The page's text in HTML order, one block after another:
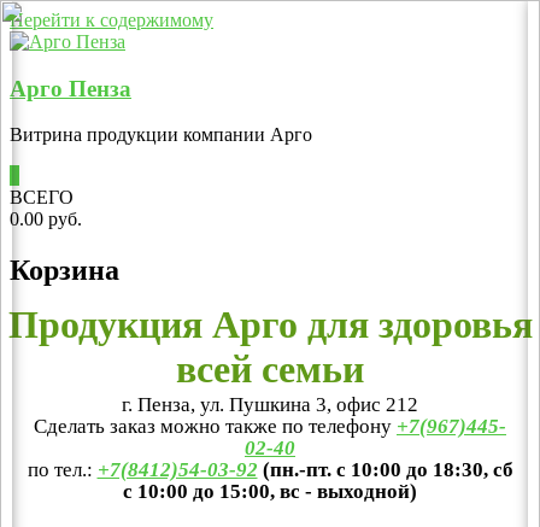
Перейти к содержимому
Арго Пенза
Витрина продукции компании Арго
ВСЕГО
0.00 руб.
Корзина
Продукция Арго для здоровья
всей семьи
г. Пенза, ул. Пушкина 3, офис 212
Сделать заказ можно также по телефону +7(967)445-
02-40
по тел.: +7(8412)54-03-92 (пн.-пт. с 10:00 до 18:30, сб
с 10:00 до 15:00, вс - выходной)